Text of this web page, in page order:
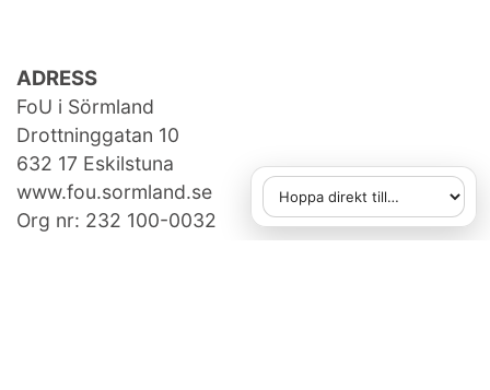
ADRESS
FoU i Sörmland
Drottninggatan 10
632 17 Eskilstuna
www.fou.sormland.se
Org nr: 232 100-0032
Hoppa direkt till
När du väljer ett alternativ